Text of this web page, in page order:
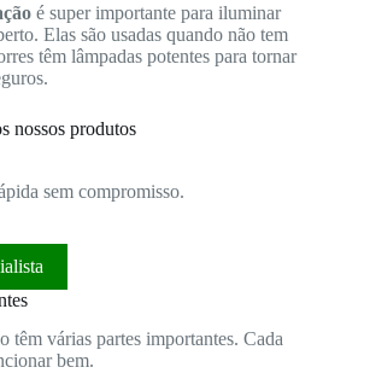
é super importante para iluminar
Elas são usadas quando não tem
têm lâmpadas potentes para tornar
nossos produtos
sem compromisso.
têm várias partes importantes. Cada
bem.